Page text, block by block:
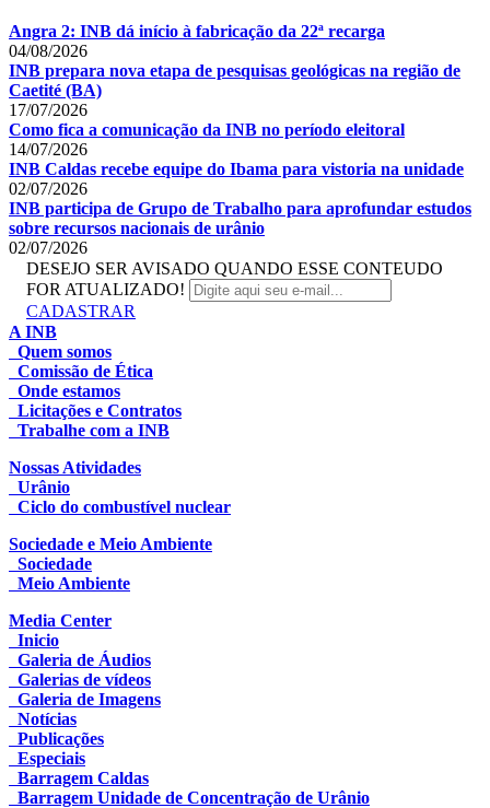
Angra 2: INB dá início à fabricação da 22ª recarga
04/08/2026
INB prepara nova etapa de pesquisas geológicas na região de
Caetité (BA)
17/07/2026
Como fica a comunicação da INB no período eleitoral
14/07/2026
INB Caldas recebe equipe do Ibama para vistoria na unidade
02/07/2026
INB participa de Grupo de Trabalho para aprofundar estudos
sobre recursos nacionais de urânio
02/07/2026
DESEJO SER AVISADO QUANDO ESSE CONTEUDO
FOR ATUALIZADO!
CADASTRAR
A INB
Quem somos
Comissão de Ética
Onde estamos
Licitações e Contratos
Trabalhe com a INB
Nossas Atividades
Urânio
Ciclo do combustível nuclear
Sociedade e Meio Ambiente
Sociedade
Meio Ambiente
Media Center
Inicio
Galeria de Áudios
Galerias de vídeos
Galeria de Imagens
Notícias
Publicações
Especiais
Barragem Caldas
Barragem Unidade de Concentração de Urânio